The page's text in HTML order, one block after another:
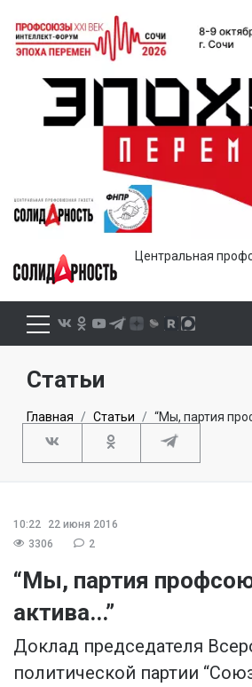
Центральная
Статьи
Главная Статьи “Мы, партия
10:22
22 июня 2016
3306
2
“Мы, партия
актива...”
Доклад председателя
политической партии